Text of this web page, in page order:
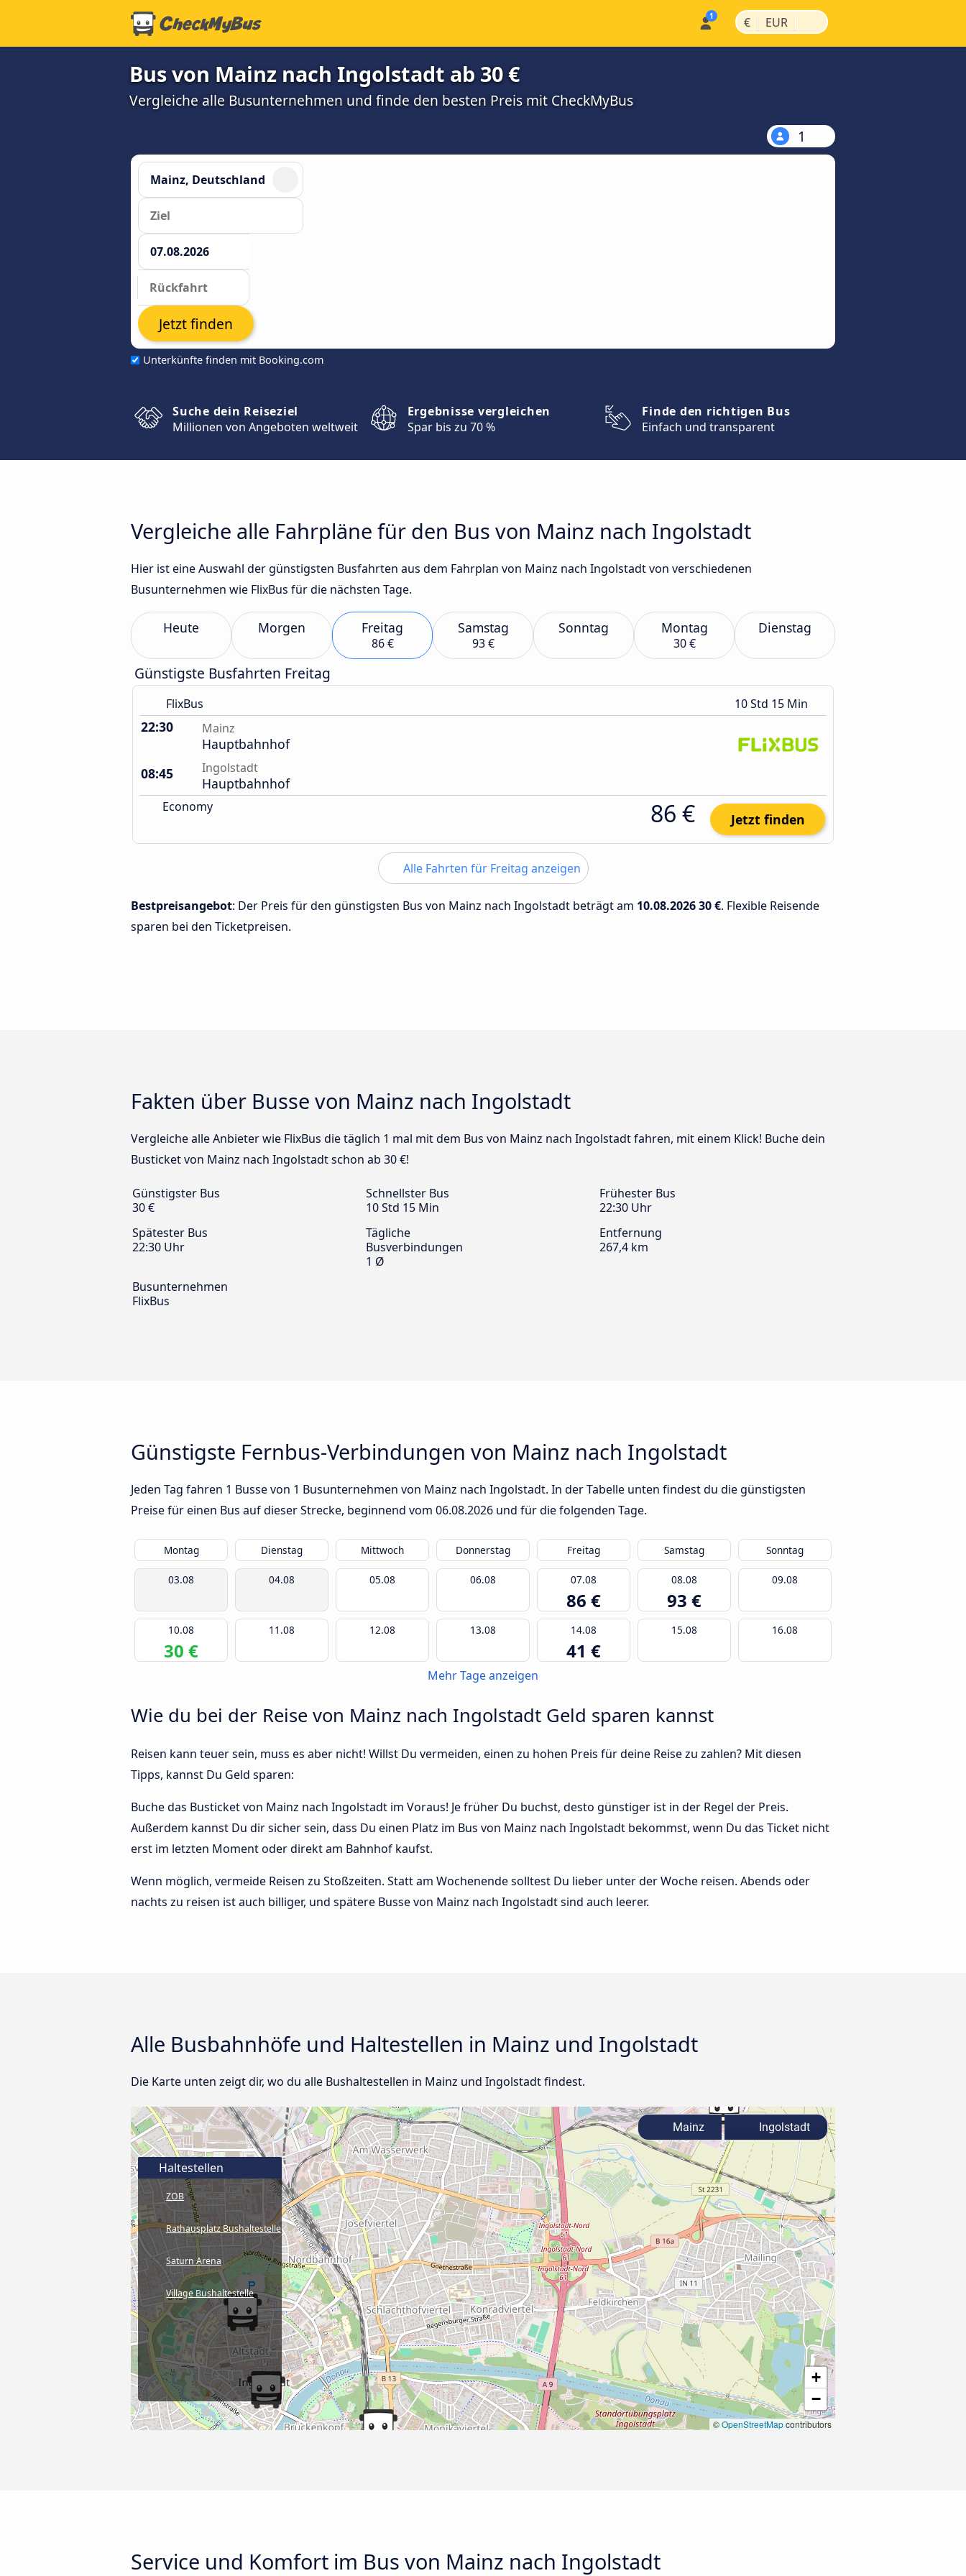
€ | EUR |
Bus von Mainz nach Ingolstadt ab 30 €
Vergleiche alle Busunternehmen und finde den besten Preis mit CheckMyBus
1
Unterkünfte finden mit Booking.com
Jetzt finden
Suche dein Reiseziel
Millionen von Angeboten weltweit
Ergebnisse vergleichen
Spar bis zu 70 %
Finde den richtigen Bus
Einfach und transparent
Vergleiche alle Fahrpläne für den Bus von Mainz nach Ingolstadt
Hier ist eine Auswahl der günstigsten Busfahrten aus dem Fahrplan von Mainz nach Ingolstadt von verschiedenen
Busunternehmen wie FlixBus für die nächsten Tage.
Heute Morgen Freitag
86 €
Samstag
93 €
Sonntag Montag
30 €
Dienstag
Günstigste Busfahrten Freitag
FlixBus 10 Std 15 Min
22:30 Mainz
Hauptbahnhof
08:45
Ingolstadt
Hauptbahnhof
Economy 86 € Jetzt finden
Alle Fahrten für Freitag anzeigen
Bestpreisangebot: Der Preis für den günstigsten Bus von Mainz nach Ingolstadt beträgt am 10.08.202630 €. Flexible Reisende
sparen bei den Ticketpreisen.
Fakten über Busse von Mainz nach Ingolstadt
Vergleiche alle Anbieter wie FlixBus die täglich 1 mal mit dem Bus von Mainz nach Ingolstadt fahren, mit einem Klick! Buche dein
Busticket von Mainz nach Ingolstadt schon ab 30 €!
Günstigster Bus
30 €
Schnellster Bus
10 Std 15 Min
Frühester Bus
22:30 Uhr
Spätester Bus
22:30 Uhr
Tägliche
Busverbindungen
1 Ø
Entfernung
267,4 km
Busunternehmen
FlixBus
Günstigste Fernbus-Verbindungen von Mainz nach Ingolstadt
Jeden Tag fahren 1 Busse von 1 Busunternehmen von Mainz nach Ingolstadt. In der Tabelle unten findest du die günstigsten
Preise für einen Bus auf dieser Strecke, beginnend vom 06.08.2026 und für die folgenden Tage.
Montag Dienstag Mittwoch Donnerstag Freitag Samstag Sonntag
03.08 04.08 05.08 06.08 07.08
86 €
08.08
93 €
09.08
10.08
30 €
11.08 12.08 13.08 14.08
41 €
15.08 16.08
Mehr Tage anzeigen
Wie du bei der Reise von Mainz nach Ingolstadt Geld sparen kannst
Reisen kann teuer sein, muss es aber nicht! Willst Du vermeiden, einen zu hohen Preis für deine Reise zu zahlen? Mit diesen
Tipps, kannst Du Geld sparen:
Buche das Busticket von Mainz nach Ingolstadt im Voraus! Je früher Du buchst, desto günstiger ist in der Regel der Preis.
Außerdem kannst Du dir sicher sein, dass Du einen Platz im Bus von Mainz nach Ingolstadt bekommst, wenn Du das Ticket nicht
erst im letzten Moment oder direkt am Bahnhof kaufst.
Wenn möglich, vermeide Reisen zu Stoßzeiten. Statt am Wochenende solltest Du lieber unter der Woche reisen. Abends oder
nachts zu reisen ist auch billiger, und spätere Busse von Mainz nach Ingolstadt sind auch leerer.
Alle Busbahnhöfe und Haltestellen in Mainz und Ingolstadt
Die Karte unten zeigt dir, wo du alle Bushaltestellen in Mainz und Ingolstadt findest.
+
−
©OpenStreetMapcontributors
Haltestellen
ZOB
Rathausplatz Bushaltestelle
Saturn Arena
Village Bushaltestelle
Mainz Ingolstadt
Service und Komfort im Bus von Mainz nach Ingolstadt